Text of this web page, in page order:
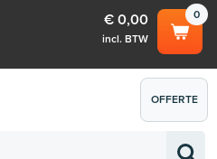
0
€ 0,00
incl. BTW
BTW) € 0,00
OFFERTE
AANVRAGEN